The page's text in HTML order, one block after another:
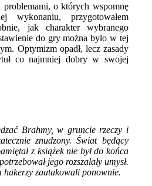
problemami, o których wspomnę
wykonaniu, przygotowałem
jak charakter wybranego
do gry można było w tej
Optymizm opadł, lecz zasady
co najmniej dobry w swojej
Brahmy, w gruncie rzeczy i
znudzony. Świat będący
z książek nie był do końca
jego rozszalały umysł.
hakerzy zaatakowali ponownie.